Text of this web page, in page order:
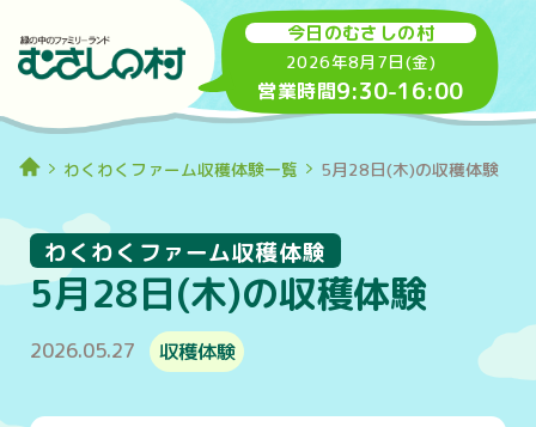
今日のむさしの村
2026年8月7日(金)
営業時間9:30-16:00
わくわくファーム収穫体験一覧 5月28日(木)の収穫体験
5月28日(木)の収穫体験
わくわくファーム収穫体験
2026.05.27 収穫体験